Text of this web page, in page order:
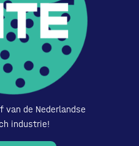
van de Nederlandse
industrie!